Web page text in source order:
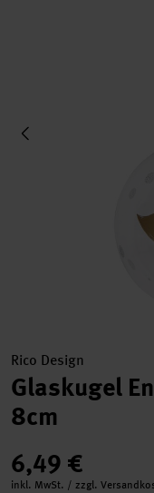
Rico Design
Glaskugel
8cm
6,49 €
inkl. MwSt. / zzgl.